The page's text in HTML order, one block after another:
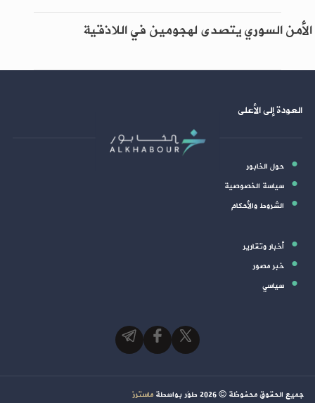
الأمن السوري يتصدى لهجومين في اللاذقية
العودة إلى الأعلى
حول الخابور
سياسة الخصوصية
الشروط والأحكام
أخبار وتقارير
خبر مصور
سياسي
جميع الحقوق محفوظة ©2026طوَر بواسطةماسترز